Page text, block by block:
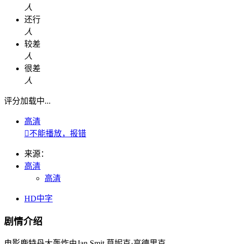
人
还行
人
较差
人
很差
人
评分加载中...
高清
不能播放，报错
来源：
高清
高清
HD中字
剧情介绍